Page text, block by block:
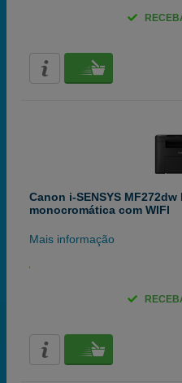
Canon i-SENSYS
monocromática com WIFI
Mais informação